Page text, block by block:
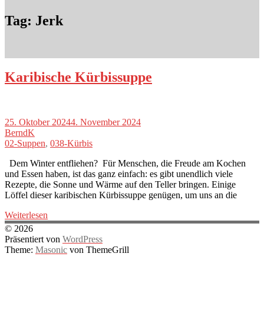
Tag: Jerk
Karibische Kürbissuppe
25. Oktober 20244. November 2024
BerndK
02-Suppen, 038-Kürbis
Dem Winter entfliehen? Für Menschen, die Freude am Kochen
und Essen haben, ist das ganz einfach: es gibt unendlich viele
Rezepte, die Sonne und Wärme auf den Teller bringen. Einige
Löffel dieser karibischen Kürbissuppe genügen, um uns an die
Weiterlesen
© 2026
Präsentiert von WordPress
Theme: Masonic von ThemeGrill